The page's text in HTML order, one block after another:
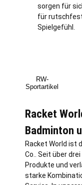
sorgen für
für
Spielgefühl.
RW-
Sportartikel
Racket
Badminton
Racket World ist
Co.. Seit über
Produkte und
starke